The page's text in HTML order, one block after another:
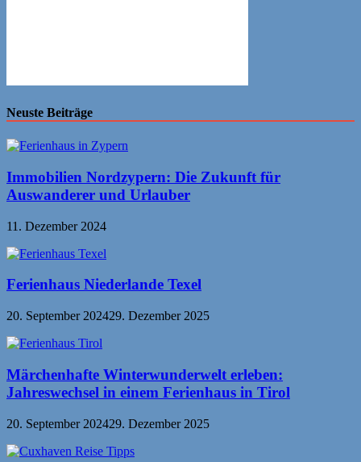
Neuste Beiträge
Immobilien Nordzypern: Die Zukunft für
Auswanderer und Urlauber
11. Dezember 2024
Ferienhaus Niederlande Texel
20. September 202429. Dezember 2025
Märchenhafte Winterwunderwelt erleben:
Jahreswechsel in einem Ferienhaus in Tirol
20. September 202429. Dezember 2025